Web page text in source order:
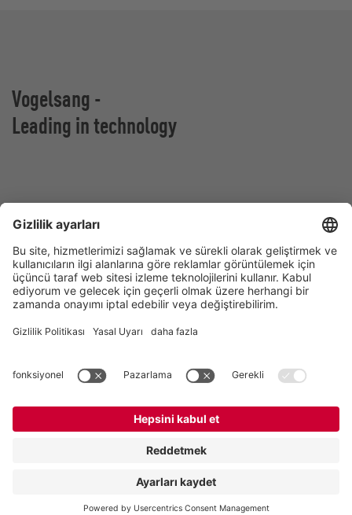
Vogelsang -
Leading in technology
Holthoege 10-14
49632 Essen (Oldenburg)
Almanya
germany@vogelsang.info
Gizlilik Politikası